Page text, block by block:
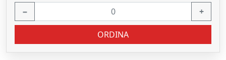
− +
ORDINA